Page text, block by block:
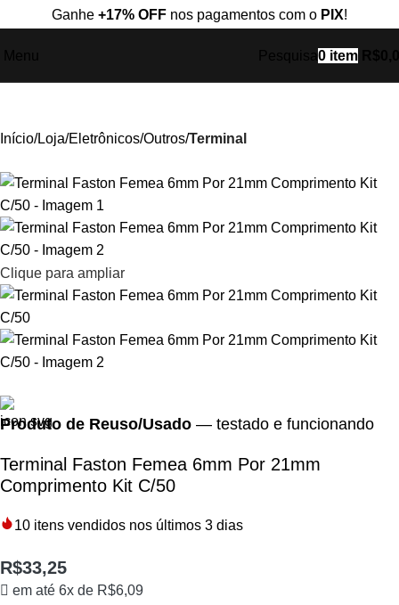
Ganhe +17% OFF nos pagamentos com o PIX!
0 item
Início Loja Eletrônicos Outros Terminal
Clique para ampliar
Produto de Reuso/Usado — testado e funcionando
Terminal Faston Femea 6mm Por 21mm
Comprimento Kit C/50
10 itens vendidos nos últimos 3 dias
R$33,25
em até 6x de R$6,09